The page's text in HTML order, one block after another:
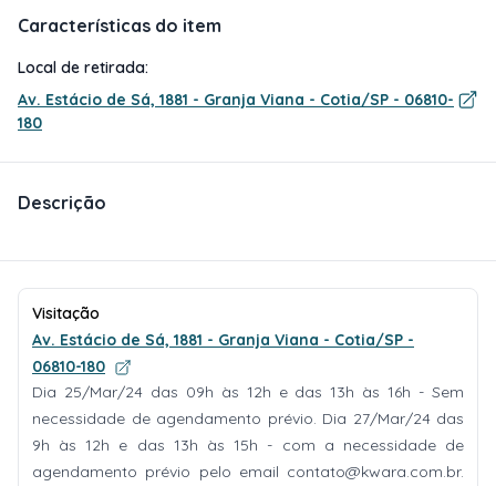
Características do item
Local de retirada:
Av. Estácio de Sá, 1881 - Granja Viana - Cotia/SP - 06810-
180
Descrição
Visitação
Av. Estácio de Sá, 1881 - Granja Viana - Cotia/SP -
06810-180
Dia 25/Mar/24 das 09h às 12h e das 13h às 16h - Sem
necessidade de agendamento prévio. Dia 27/Mar/24 das
9h às 12h e das 13h às 15h - com a necessidade de
agendamento prévio pelo email contato@kwara.com.br.